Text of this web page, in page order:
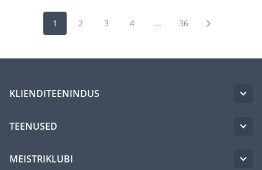
1 2 3 4 ... 36
KLIENDITEENINDUS
TEENUSED
MEISTRIKLUBI